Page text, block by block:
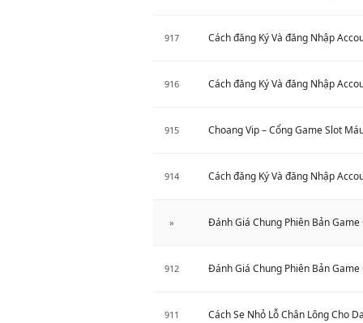
917 Cách đăng Ký Và đăng Nhập
916 Cách đăng Ký Và đăng Nhập
915 Choang Vip – Cổng Game Slot
914 Cách đăng Ký Và đăng Nhập
» Đánh Giá Chung Phiên Bản Game
912 Đánh Giá Chung Phiên Bản Game
911 Cách Se Nhỏ Lỗ Chân Lông Cho